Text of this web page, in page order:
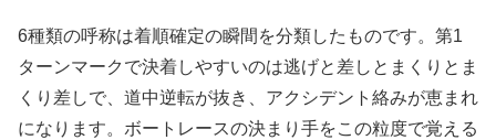
6種類の呼称は着順確定の瞬間を分類したものです。第1
ターンマークで決着しやすいのは逃げと差しとまくりとま
くり差しで、道中逆転が抜き、アクシデント絡みが恵まれ
になります。ボートレースの決まり手をこの粒度で覚える